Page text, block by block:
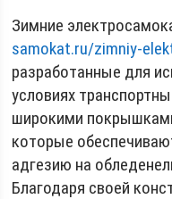
Зимние
samokat.ru/zimniy-
разработанные для
условиях
широкими
которые
адгезию на
Благодаря своей